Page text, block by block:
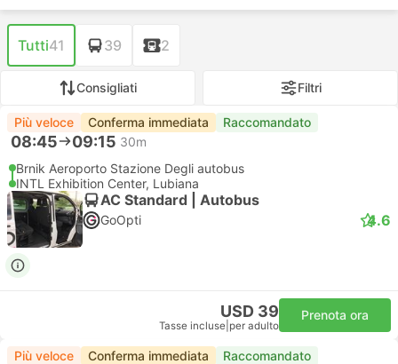
Tutti41 39 2
Consigliati Filtri
Più veloce Conferma immediata Raccomandato
08:45 09:15 30m
Brnik Aeroporto Stazione Degli autobus
INTL Exhibition Center, Lubiana
AC Standard | Autobus
GoOpti 4.6
USD 39
Tasse incluse per adulto
Prenota ora
Più veloce Conferma immediata Raccomandato